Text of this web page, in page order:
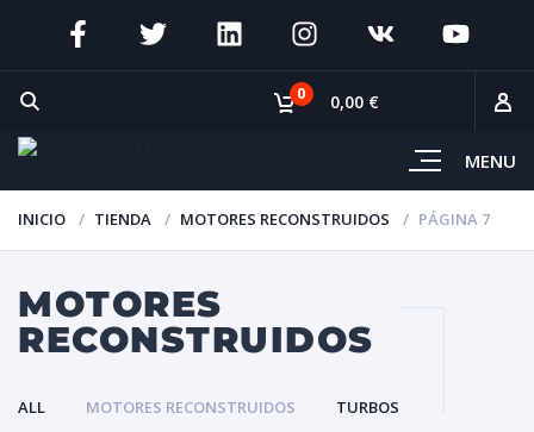
MENU
0 0,00 €
INICIO TIENDA MOTORES RECONSTRUIDOS PÁGINA 7
MOTORES
RECONSTRUIDOS
ALL MOTORES RECONSTRUIDOS TURBOS